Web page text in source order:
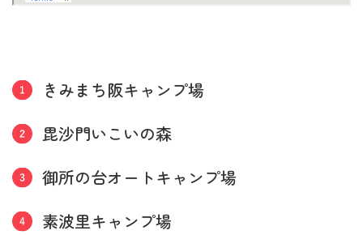
きみまち阪キャンプ場
毘沙門いこいの森
御所の台オートキャンプ場
素波里キャンプ場